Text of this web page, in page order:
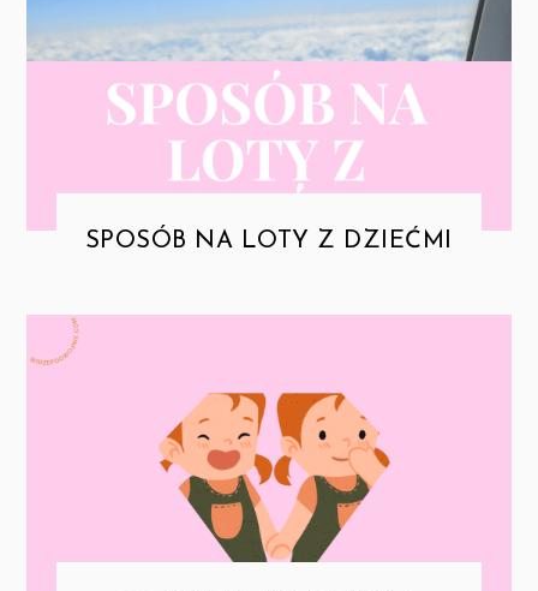
SPOSÓB NA LOTY Z DZIEĆMI